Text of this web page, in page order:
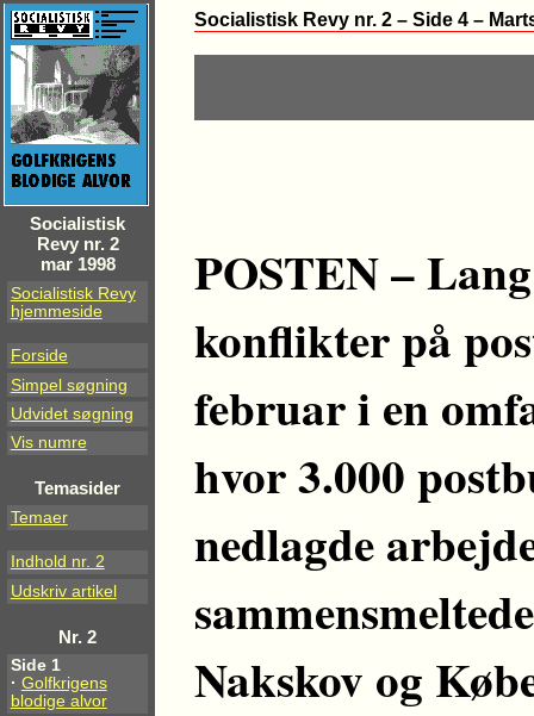
Socialistisk
Revy nr. 2
mar 1998
Socialistisk Revy
hjemmeside
Forside
Simpel søgning
Udvidet søgning
Vis numre
Temasider
Temaer
Indhold nr. 2
Udskriv artikel
Nr. 2
Side 1
· Golfkrigens
blodige alvor
Socialistisk Revy nr. 2 – Side 4 –
POSTEN –
konflikter på
februar i en
hvor 3.000
nedlagde
Nakskov og